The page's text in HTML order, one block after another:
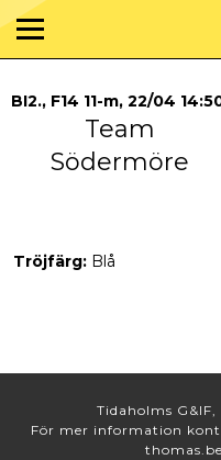
BI2., F14 11-m, 22/04
Team
Södermöre
Tröjfärg: Blå
Tidaholms G&IF,
För mer information